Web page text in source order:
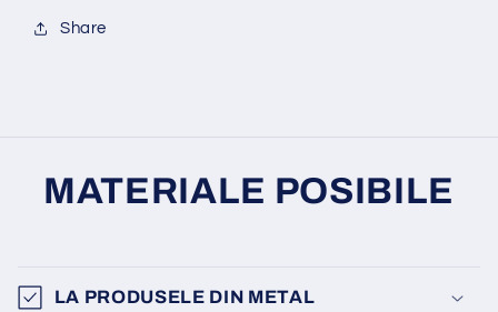
Share
MATERIALE POSIBILE
LA PRODUSELE DIN METAL